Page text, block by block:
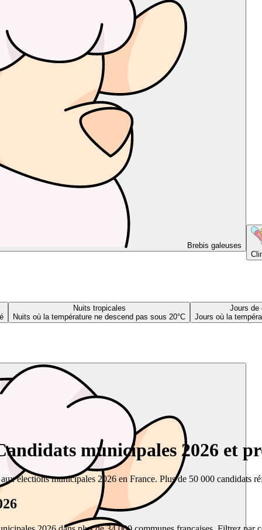
Brebis galeuses
Nuits tropicales
Nuits où la température ne descend pas sous 20°C
Jours de
Jours où la
municipales 2026 et
élections municipales 2026 en France. Plus de 50 000 candidats